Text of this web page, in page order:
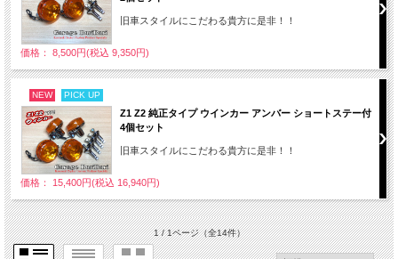
旧車スタイルにこだわる貴方に是非！！
価格： 8,500円(税込 9,350円)
NEW PICK UP
Z1 Z2 純正タイプ ウインカー アンバー ショートステー付
4個セット
旧車スタイルにこだわる貴方に是非！！
価格： 15,400円(税込 16,940円)
1 / 1ページ（全14件）